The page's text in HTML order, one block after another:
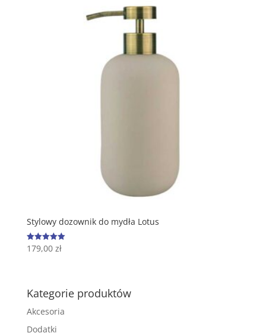
Stylowy dozownik do mydła Lotus
Oceniono
5.00
179,00 zł
Kategorie produktów
Akcesoria
Dodatki